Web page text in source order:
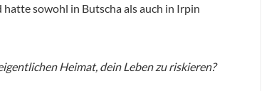
sowohl in Butscha als auch in Irpin
Heimat, dein Leben zu riskieren?